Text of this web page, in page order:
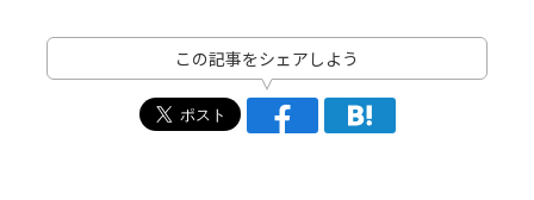
この記事をシェアしよう